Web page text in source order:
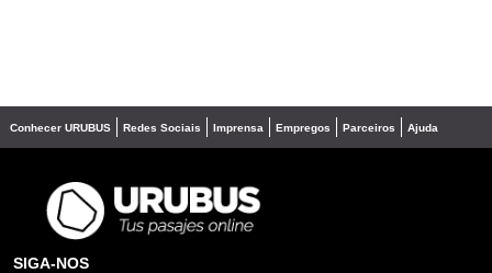
Conhecer URUBUS Redes Sociais Imprensa Empregos Parceiros Ajuda
SIGA-NOS